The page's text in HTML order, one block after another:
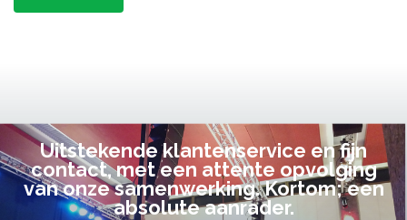
Uitstekende klantenservice en fijn
contact, met een attente opvolging
van onze samenwerking. Kortom; een
absolute aanrader.